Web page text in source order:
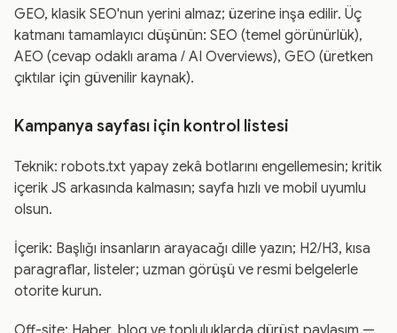
GEO, klasik SEO'nun yerini almaz; üzerine inşa edilir. Üç
katmanı tamamlayıcı düşünün: SEO (temel görünürlük),
AEO (cevap odaklı arama / AI Overviews), GEO (üretken
çıktılar için güvenilir kaynak).
Kampanya sayfası için kontrol listesi
Teknik: robots.txt yapay zekâ botlarını engellemesin; kritik
içerik JS arkasında kalmasın; sayfa hızlı ve mobil uyumlu
olsun.
İçerik: Başlığı insanların arayacağı dille yazın; H2/H3, kısa
paragraflar, listeler; uzman görüşü ve resmi belgelerle
otorite kurun.